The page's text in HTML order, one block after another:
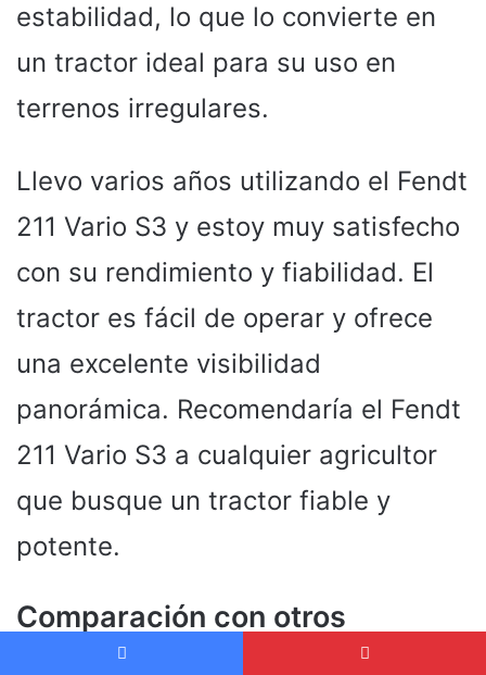
estabilidad, lo que lo convierte en
un tractor ideal para su uso en
terrenos irregulares.
Llevo varios años utilizando el Fendt
211 Vario S3 y estoy muy satisfecho
con su rendimiento y fiabilidad. El
tractor es fácil de operar y ofrece
una excelente visibilidad
panorámica. Recomendaría el Fendt
211 Vario S3 a cualquier agricultor
que busque un tractor fiable y
potente.
Comparación con otros
modelos